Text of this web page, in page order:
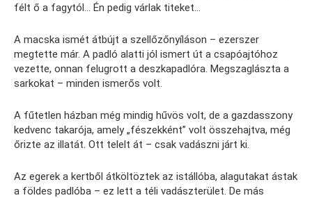
félt ő a fagytól… Én pedig várlak titeket…
A macska ismét átbújt a szellőzőnyíláson – ezerszer
megtette már. A padló alatti jól ismert út a csapóajtóhoz
vezette, onnan felugrott a deszkapadlóra. Megszaglászta a
sarkokat – minden ismerős volt.
A fűtetlen házban még mindig hűvös volt, de a gazdasszony
kedvenc takarója, amely „fészekként” volt összehajtva, még
őrizte az illatát. Ott telelt át – csak vadászni járt ki.
Az egerek a kertből átköltöztek az istállóba, alagutakat ástak
a földes padlóba – ez lett a téli vadászterület. De más